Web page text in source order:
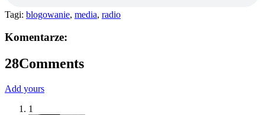
Tagi: blogowanie, media, radio
Komentarze:
28Comments
Add yours
1